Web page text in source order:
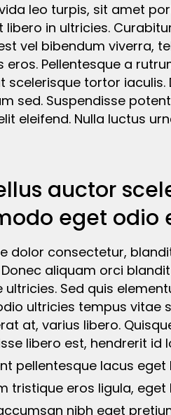
leo turpis, sit amet
libero in ultricies.
vel bibendum viverra,
eros. Pellentesque a
scelerisque tortor
sed. Suspendisse
eleifend. Nulla luctus
auctor
eget odio
dolor consectetur,
aliquam orci
Sed quis
ultricies tempus vitae
at, varius libero.
libero est, hendrerit
pellentesque lacus
tristique eros ligula,
nibh eget